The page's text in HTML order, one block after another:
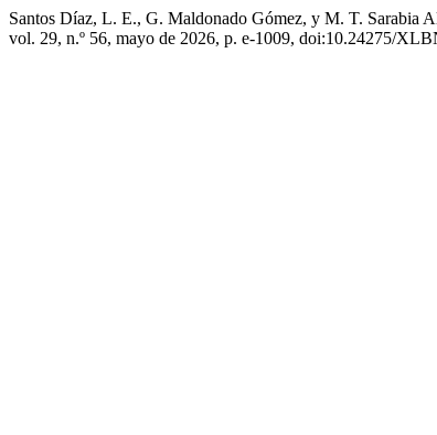
Santos Díaz, L. E., G. Maldonado Gómez, y M. T. Sarabia
vol. 29, n.º 56, mayo de 2026, p. e-1009, doi:10.24275/